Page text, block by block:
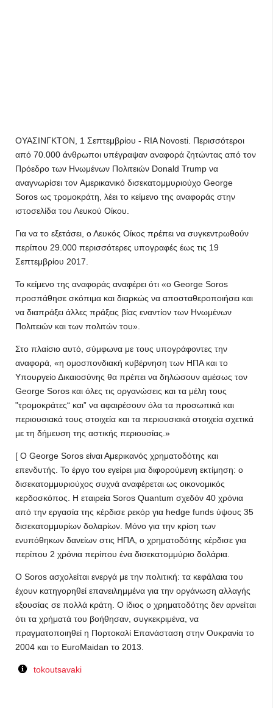
ΟΥΑΣΙΝΓΚΤΟΝ, 1 Σεπτεμβρίου - RIA Novosti. Περισσότεροι
από 70.000 άνθρωποι υπέγραψαν αναφορά ζητώντας από τον
Πρόεδρο των Ηνωμένων Πολιτειών Donald Trump να
αναγνωρίσει τον Aμερικανικό δισεκατομμυριούχο George
Soros ως τρομοκράτη, λέει το κείμενο της αναφοράς στην
ιστοσελίδα του Λευκού Οίκου.
Για να το εξετάσει, ο Λευκός Οίκος πρέπει να συγκεντρωθούν
περίπου 29.000 περισσότερες υπογραφές έως τις 19
Σεπτεμβρίου 2017.
Το κείμενο της αναφοράς αναφέρει ότι «ο George Soros
προσπάθησε σκόπιμα και διαρκώς να αποσταθεροποιήσει και
να διαπράξει άλλες πράξεις βίας εναντίον των Ηνωμένων
Πολιτειών και των πολιτών του».
Στο πλαίσιο αυτό, σύμφωνα με τους υπογράφοντες την
αναφορά, «η ομοσπονδιακή κυβέρνηση των ΗΠΑ και το
Υπουργείο Δικαιοσύνης θα πρέπει να δηλώσουν αμέσως τον
George Soros και όλες τις οργανώσεις και τα μέλη τους
"τρομοκράτες“ και” να αφαιρέσουν όλα τα προσωπικά και
περιουσιακά τους στοιχεία και τα περιουσιακά στοιχεία σχετικά
με τη δήμευση της αστικής περιουσίας.»
[ Ο George Soros είναι Αμερικανός χρηματοδότης και
επενδυτής. Το έργο του εγείρει μια διφορούμενη εκτίμηση: ο
δισεκατομμυριούχος συχνά αναφέρεται ως οικονομικός
κερδοσκόπος. Η εταιρεία Soros Quantum σχεδόν 40 χρόνια
από την εργασία της κέρδισε ρεκόρ για hedge funds ύψους 35
δισεκατομμυρίων δολαρίων. Μόνο για την κρίση των
ενυπόθηκων δανείων στις ΗΠΑ, ο χρηματοδότης κέρδισε για
περίπου 2 χρόνια περίπου ένα δισεκατομμύριο δολάρια.
Ο Soros ασχολείται ενεργά με την πολιτική: τα κεφάλαια του
έχουν κατηγορηθεί επανειλημμένα για την οργάνωση αλλαγής
εξουσίας σε πολλά κράτη. Ο ίδιος ο χρηματοδότης δεν αρνείται
ότι τα χρήματά του βοήθησαν, συγκεκριμένα, να
πραγματοποιηθεί η Πορτοκαλί Επανάσταση στην Ουκρανία το
2004 και το EuroMaidan το 2013.
tokoutsavaki